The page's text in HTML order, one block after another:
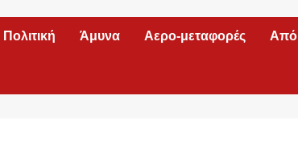
Πολιτική Άμυνα Αερο-μεταφορές